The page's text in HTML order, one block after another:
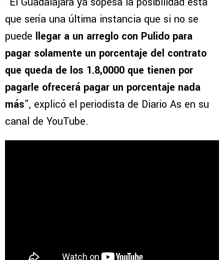
que sería una última instancia que si no se
puede llegar a un arreglo con Pulido para
pagar solamente un porcentaje del contrato
que queda de los 1.8,0000 que tienen por
pagarle ofrecerá pagar un porcentaje nada
más”, explicó el periodista de Diario As en su
canal de YouTube.